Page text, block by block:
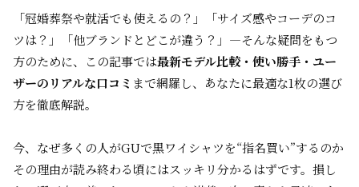
「冠婚葬祭や就活でも使えるの？」「サイズ感やコーデのコ
ツは？」「他ブランドとどこが違う？」―そんな疑問をもつ
方のために、この記事では最新モデル比較・使い勝手・ユー
ザーのリアルな口コミ まで網羅し、あなたに最適な1枚の選び
方を徹底解説。
今、なぜ多くの人がGUで黒ワイシャツを“指名買い”するのか――
その理由が読み終わる頃にはスッキリ分かるはずです。損し